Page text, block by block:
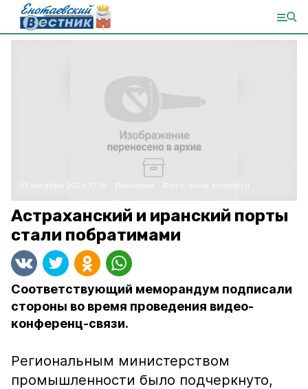
Астраханский и иранский порты
стали побратимами
Соответствующий меморандум подписали
стороны во время проведения видео-
конференц-связи.
Региональным министерством
промышленности было подчеркнуто,